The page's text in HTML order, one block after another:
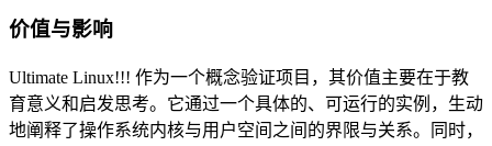
价值与影响
Ultimate Linux!!! 作为一个概念验证项目，其价值主要在于教
育意义和启发思考。它通过一个具体的、可运行的实例，生动
地阐释了操作系统内核与用户空间之间的界限与关系。同时，